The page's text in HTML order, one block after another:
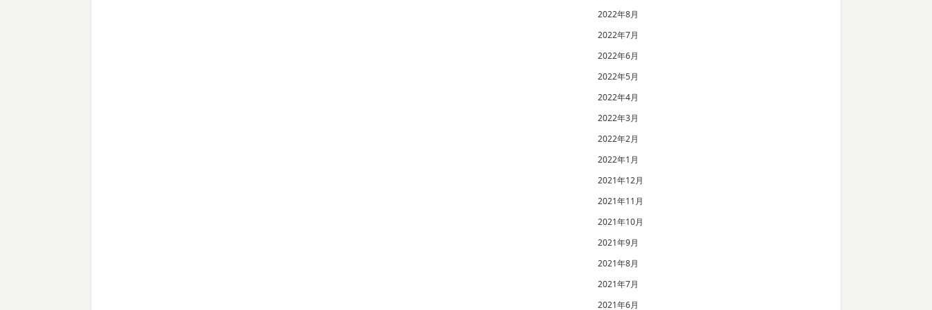
2022年8月
2022年7月
2022年6月
2022年5月
2022年4月
2022年3月
2022年2月
2022年1月
2021年12月
2021年11月
2021年10月
2021年9月
2021年8月
2021年7月
2021年6月